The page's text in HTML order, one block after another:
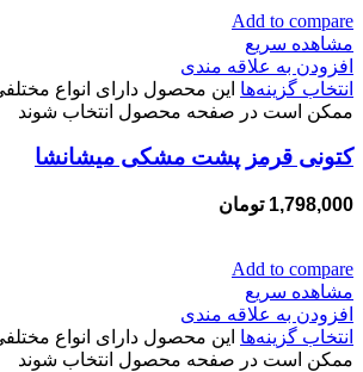
Add to compare
مشاهده سریع
افزودن به علاقه مندی
انتخاب گزینه‌ها این محصول دارای انواع
ممکن است در صفحه محصول انتخاب شوند
کتونی قرمز پشت مشکی میشانشا
1,798,000 تومان
Add to compare
مشاهده سریع
افزودن به علاقه مندی
انتخاب گزینه‌ها این محصول دارای انواع
ممکن است در صفحه محصول انتخاب شوند